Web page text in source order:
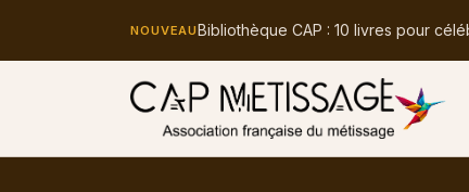
NOUVEAUBibliothèque CAP : 10 livres pour